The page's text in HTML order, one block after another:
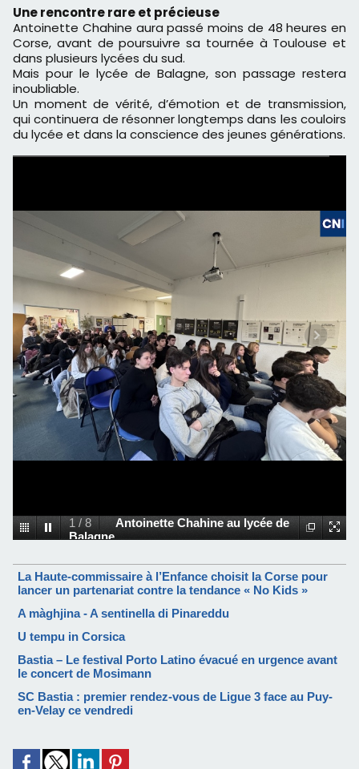
Une rencontre rare et précieuse
Antoinette Chahine aura passé moins de 48 heures en
Corse, avant de poursuivre sa tournée à Toulouse et
dans plusieurs lycées du sud.
Mais pour le lycée de Balagne, son passage restera
inoubliable.
Un moment de vérité, d’émotion et de transmission,
qui continuera de résonner longtemps dans les couloirs
du lycée et dans la conscience des jeunes générations.
1 /8
Antoinette Chahine au lycée de
Balagne
La Haute-commissaire à l’Enfance choisit la Corse pour
lancer un partenariat contre la tendance « No Kids »
A màghjina - A sentinella di Pinareddu
U tempu in Corsica
Bastia – Le festival Porto Latino évacué en urgence avant
le concert de Mosimann
SC Bastia : premier rendez-vous de Ligue 3 face au Puy-
en-Velay ce vendredi